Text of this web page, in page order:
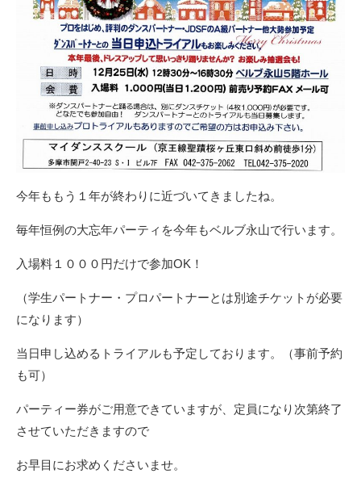
今年ももう１年が終わりに近づいてきましたね。
毎年恒例の大忘年パーティを今年もベルブ永山で行います。
入場料１０００円だけで参加OK！
（学生パートナー・プロパートナーとは別途チケットが必要
になります）
当日申し込めるトライアルも予定しております。（事前予約
も可）
パーティー券がご用意できていますが、定員になり次第終了
させていただきますので
お早目にお求めくださいませ。